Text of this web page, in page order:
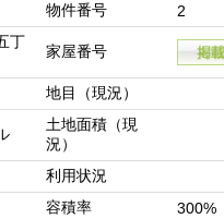
物件番号 2
丁
家屋番号
地目（現況）
土地面積（現
況）
利用状況
容積率
300%